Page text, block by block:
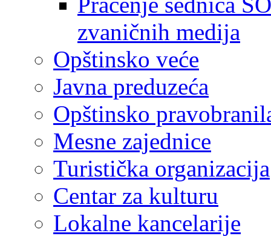
zvaničnih medija
Opštinsko veće
Javna preduzeća
Opštinsko
Mesne zajednice
Turistička organizacija
Centar za kulturu
Lokalne kancelarije